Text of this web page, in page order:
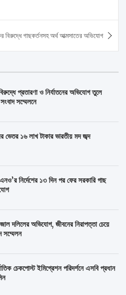
বিরুদ্ধে গাছকর্তনসহ অর্থ আত্মসাতের অভিযোগ
বিরুদ্ধে প্রতারণা ও নির্যাতনের অভিযোগ তুলে
সম্মেলনে
ভেতর ১৬ লাখ টাকার ভারতীয় মদ জব্দ
নির্দেশের ১৩ দিন পর ফের সরকারি গাছ
দলিলের অভিযোগ, জীবনের নিরাপত্তা চেয়ে
সম্মেলন
চেকপোস্ট ইমিগ্রেশন পরিদর্শনে এসবি প্রধান